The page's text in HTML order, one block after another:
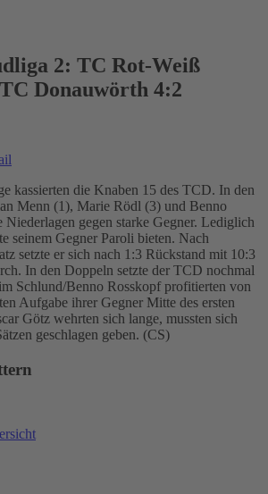
2: TC Rot-Weiß
Donauwörth 4:2
kassierten die Knaben 15 des TCD. In den
Menn (1), Marie Rödl (3) und Benno
Niederlagen gegen starke Gegner. Lediglich
seinem Gegner Paroli bieten. Nach
setzte er sich nach 1:3 Rückstand mit 10:3
In den Doppeln setzte der TCD nochmal
Schlund/Benno Rosskopf profitierten von
Aufgabe ihrer Gegner Mitte des ersten
Götz wehrten sich lange, mussten sich
geschlagen geben. (CS)